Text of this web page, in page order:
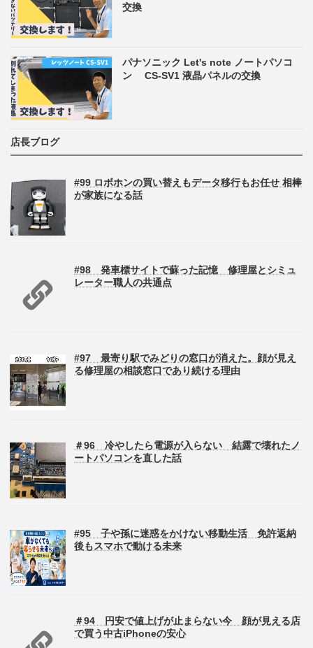
交換
パナソニック Let's note ノートパソコ
ン CS-SV1 液晶パネルの交換
店長ブログ
#99 ロボホンの買い替えもデータ移行もお任せ 相棒
が家族になる話
#98 発車標サイトで蘇った記憶 修理屋とシミュ
レーター職人の共通点
#97 最寄り駅でみどりの窓口が消えた。顔が見え
る修理屋の相談窓口であり続ける理由
＃96 冷やしたら電源が入らない 結露で壊れたノ
ートパソコンを直した話
#95 子や孫に迷惑をかけない移動生活 免許返納
後もスマホで動ける未来
＃94 円安で値上げが止まらない今 顔が見える店
で買う中古iPhoneの安心